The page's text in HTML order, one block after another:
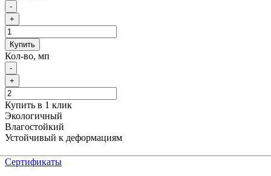
-
+
Купить
Кол-во, мп
-
+
Купить в 1 клик
Экологичный
Влагостойкий
Устойчивый к деформациям
Сертификаты